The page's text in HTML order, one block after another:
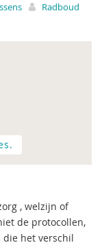
Radboud
, welzijn of
de protocollen,
die het verschil